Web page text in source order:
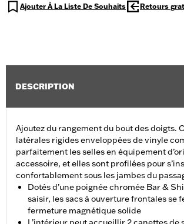
Ajouter À La Liste De Souhaits Retours
DESCRIPTION
Ajoutez du rangement du bout des doigts.
latérales rigides enveloppées de vinyle
parfaitement les selles en équipement
accessoire, et elles sont profilées pour
confortablement sous les jambes du
Dotés d’une poignée chromée Bar &
saisir, les sacs à ouverture frontales se
fermeture magnétique solide